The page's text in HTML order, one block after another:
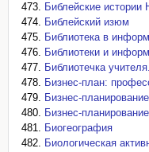
Библейские истории
Библейский изюм
Библиотека в
Библиотеки и
Библиотечка
Бизнес-план:
Бизнес-планирование
Бизнес-планирование
Биогеография
Биологическая